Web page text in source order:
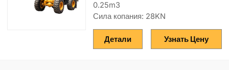
0.25m3
Сила копания: 28KN
Узнать Цену
Детали